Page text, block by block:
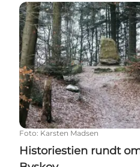
Historiestien rundt om
Foto: Karsten Madsen
Historiestien rundt